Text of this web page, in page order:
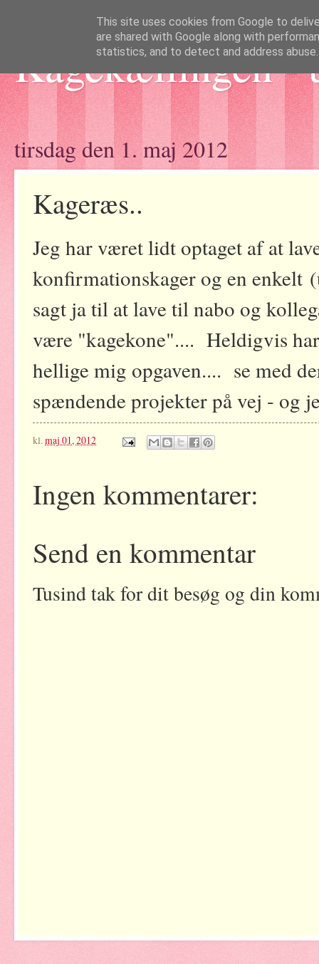
Kagekællingen -
tirsdag den 1. maj 2012
Kageræs..
Jeg har været lidt optaget af at
konfirmationskager og en enkelt
sagt ja til at lave til nabo og
være "kagekone".... Heldigvis
hellige mig opgaven.... se med
spændende projekter på vej - og
kl.maj 01, 2012
Ingen kommentarer:
Send en kommentar
Tusind tak for dit besøg og din
This site uses cookies from Google to
are shared with Google along with
statistics, and to detect and address abuse.